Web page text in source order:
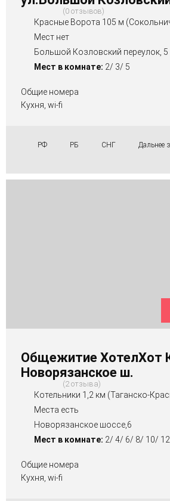
0 отзывов
Красные Ворота 105 м
Мест нет
Большой Козловский переулок, 5
Мест в комнате: 2/ 3/ 5
Общие номера
Кухня, wi-fi
РФ РБ СНГ Дальнее
Общежитие ХотелХот
Новорязанское ш.
2 отзыва
Котельники 1,2 км (Таганско-
Места есть
Новорязанское шоссе,6
Мест в комнате: 2/ 4/ 6/ 8/ 10/
Общие номера
Кухня, wi-fi